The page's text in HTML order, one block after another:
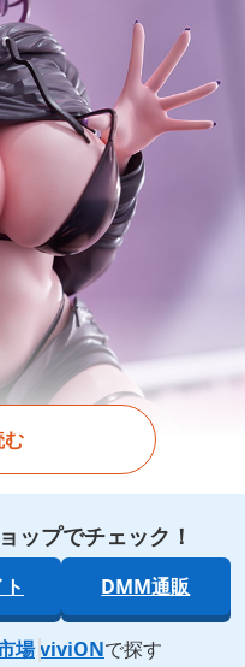
む
ップでチェック！
DMM通販
場 viviONで探す